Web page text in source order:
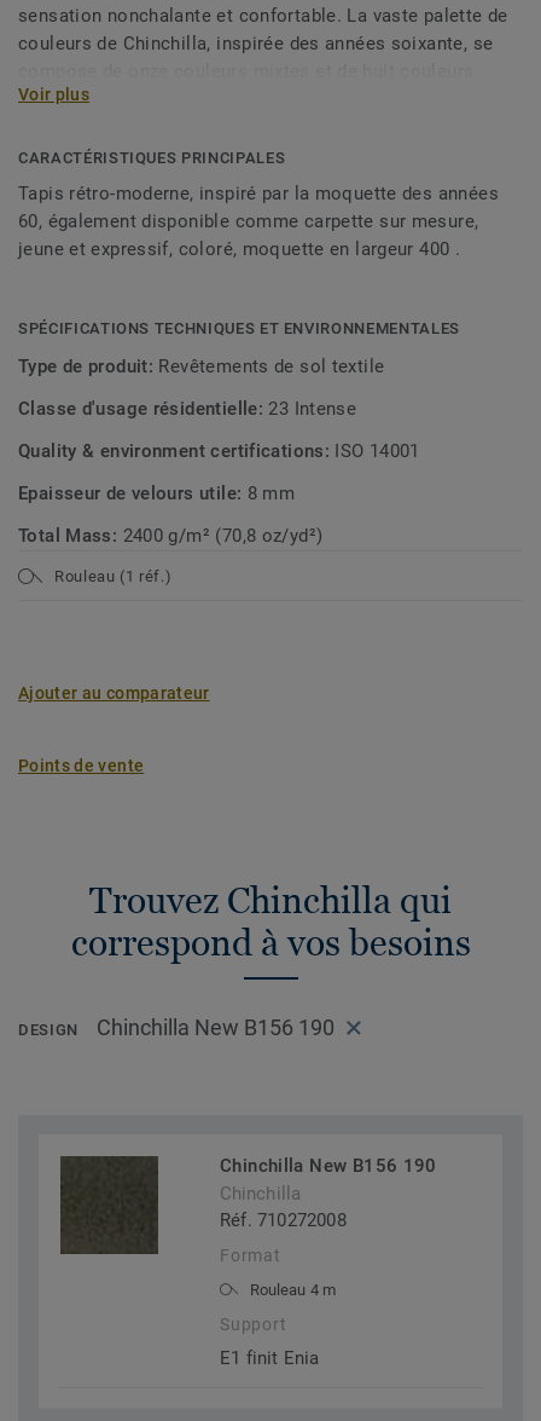
sensation nonchalante et confortable. La vaste palette de
couleurs de Chinchilla, inspirée des années soixante, se
duotones. La combinaison de sa structure remarquable et
caractéristique qui peut être décrit comme jeune, expressif
et rétro moderne. Cela ressemble-t-il à votre style ? Cette
collection est disponible comme moquette en 400 cm ou
500 cm largeur ou comme carpette sur mesure.
Voir plus
CARACTÉRISTIQUES PRINCIPALES
Tapis rétro-moderne, inspiré par la moquette des années
60, également disponible comme carpette sur mesure,
jeune et expressif, coloré, moquette en largeur 400 .
SPÉCIFICATIONS TECHNIQUES ET ENVIRONNEMENTALES
Type de produit: Revêtements de sol textile
Classe d'usage résidentielle: 23 Intense
Quality & environment certifications: ISO 14001
Epaisseur de velours utile: 8 mm
Total Mass: 2400 g/m² (70,8 oz/yd²)
Rouleau (1 réf.)
Ajouter au comparateur
Points de vente
Trouvez Chinchilla qui
correspond à vos besoins
DESIGN Chinchilla New B156 190
Chinchilla New B156 190
Chinchilla
Réf. 710272008
Format
Rouleau 4 m
Support
E1 finit Enia